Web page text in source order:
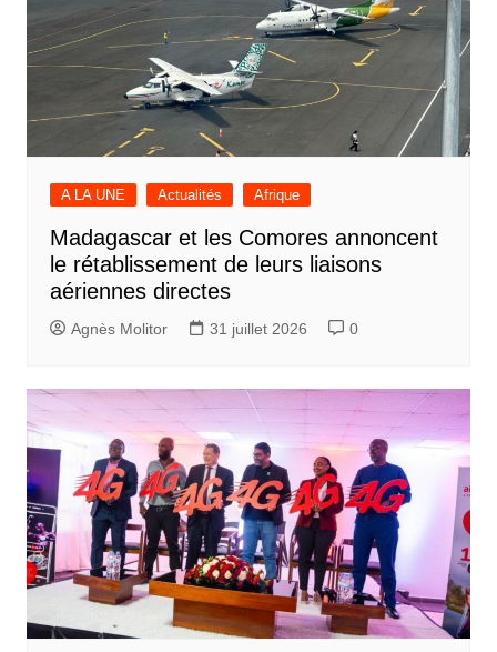
A LA UNE Actualités Afrique
Madagascar et les Comores annoncent
le rétablissement de leurs liaisons
aériennes directes
Agnès Molitor 31 juillet 2026 0